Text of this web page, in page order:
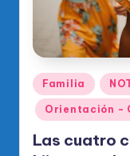
Publicado
en
Familia
Orientación -
Las cuatro